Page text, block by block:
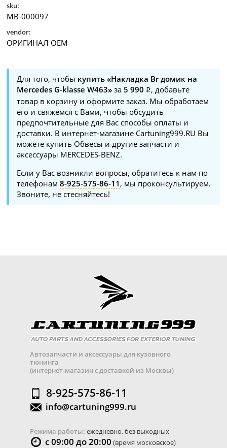
sku:
MB-000097
vendor:
ОРИГИНАЛ ОЕМ
Для того, чтобы купить «Накладка Br домик на
Mercedes G-klasse W463» за5 990
, добавьте
товар в корзину и оформите заказ. Мы обработаем
его и свяжемся с Вами, чтобы обсудить
предпочтительные для Вас способы оплаты и
доставки. В интернет-магазине Cartuning999.RU Вы
можете купить Обвесы и другие запчасти и
аксессуары MERCEDES-BENZ.
Если у Вас возникли вопросы, обратитесь к нам по
телефонам8-925-575-86-11 , мы проконсультируем.
Звоните, не стесняйтесь!
Автозапчасти и аксессуары для кузовного
тюнинга
(интернет-магазин с доставкой из Москвы)
8-925-575-86-11
info@cartuning999.ru
Режима работы: ежедневно, без выходных
с 09:00 до 20:00 (время московское)